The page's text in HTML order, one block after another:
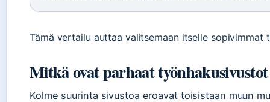
Tämä vertailu auttaa valitsemaan itselle sopivimmat
Mitkä ovat parhaat
Kolme suurinta sivustoa eroavat toisistaan muun